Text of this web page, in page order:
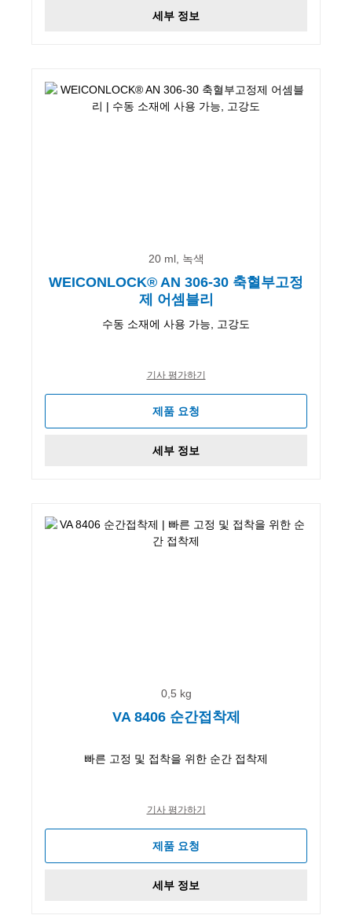
세부 정보
20 ml, 녹색
WEICONLOCK® AN 306-30 축혈부고정
제 어셈블리
수동 소재에 사용 가능, 고강도
기사 평가하기
제품 요청
세부 정보
0,5 kg
VA 8406 순간접착제
빠른 고정 및 접착을 위한 순간 접착제
기사 평가하기
제품 요청
세부 정보